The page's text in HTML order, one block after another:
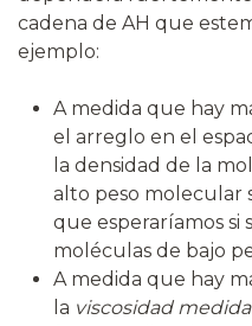
cadena de AH que
ejemplo:
A medida que hay
el arreglo en el
la densidad de la
alto peso molecular
que esperaríamos si
moléculas de bajo
A medida que hay
la viscosidad